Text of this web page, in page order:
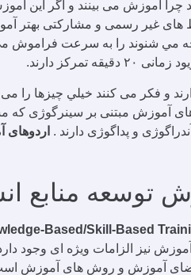
چرا آموزش می بينند و اگر اين
های غير رسمی و مشاركتی بهتر
تمركز دارند.
و فكر می كنند خيلي چيزها را
و پداگوژی دارند .
توسعه منابع
Based/Skill-Based
نیز الزامات ویژه ای وجود
آموزش و روش های آموزش